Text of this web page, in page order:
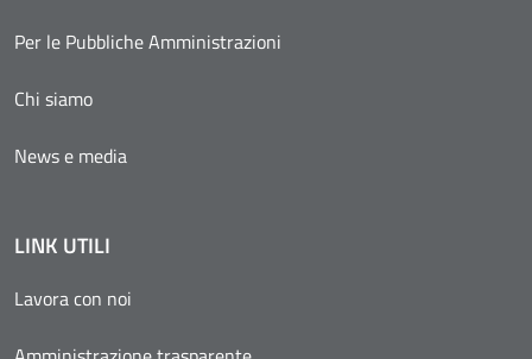
Per le Pubbliche Amministrazioni
Chi siamo
News e media
LINK UTILI
Lavora con noi